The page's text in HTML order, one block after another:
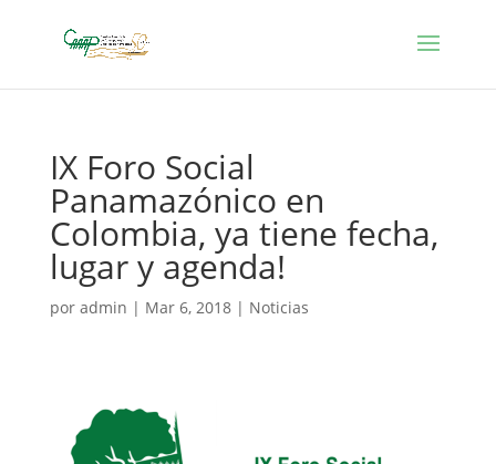
IX Foro Social
Panamazónico en
Colombia, ya tiene fecha,
lugar y agenda!
por admin | Mar 6, 2018| Noticias